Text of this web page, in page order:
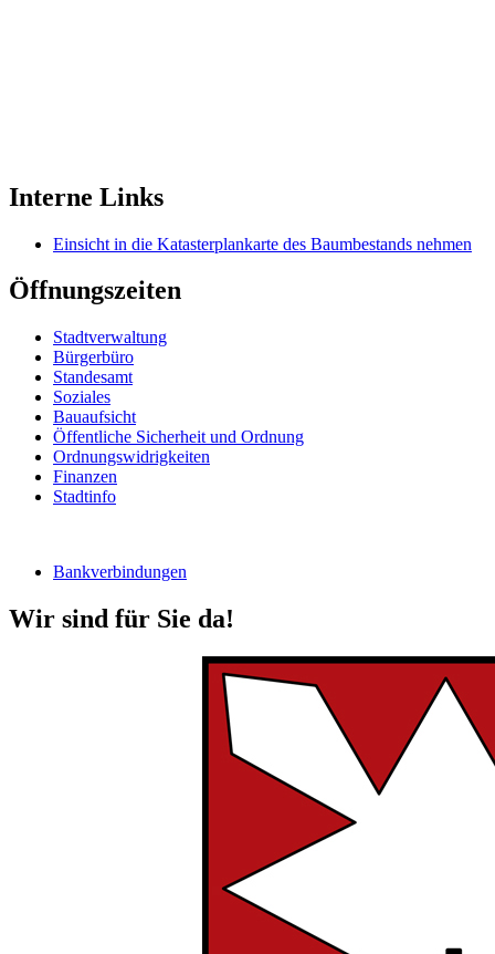
Interne Links
Einsicht in die Katasterplankarte des Baumbestands nehmen
Öffnungszeiten
Stadtverwaltung
Bürgerbüro
Standesamt
Soziales
Bauaufsicht
Öffentliche Sicherheit und Ordnung
Ordnungswidrigkeiten
Finanzen
Stadtinfo
Bankverbindungen
Wir sind für Sie da!